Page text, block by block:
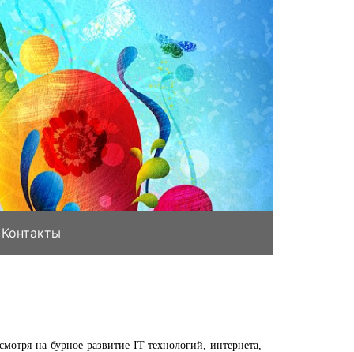
Контакты
на бурное развитие IT-технологий, интернета,